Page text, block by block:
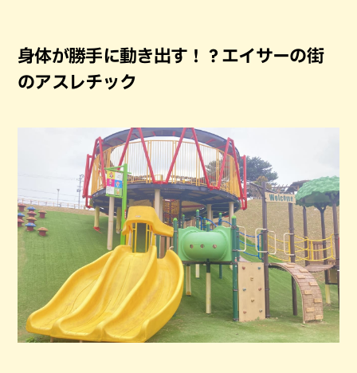
身体が勝手に動き出す！？エイサーの街
のアスレチック